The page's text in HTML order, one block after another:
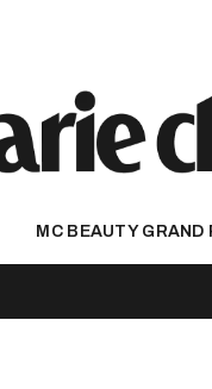
MC BEAUTY GRAND